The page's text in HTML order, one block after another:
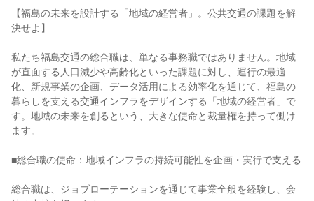
【福島の未来を設計する「地域の経営者」。公共交通の課題を解
決せよ】
私たち福島交通の総合職は、単なる事務職ではありません。地域
が直面する人口減少や高齢化といった課題に対し、運行の最適
化、新規事業の企画、データ活用による効率化を通じて、福島の
暮らしを支える交通インフラをデザインする「地域の経営者」で
す。地域の未来を創るという、大きな使命と裁量権を持って働け
ます。
■総合職の使命：地域インフラの持続可能性を企画・実行で支える
総合職は、ジョブローテーションを通じて事業全般を経験し、会